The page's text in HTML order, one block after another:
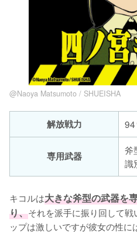
@Naoya Matsumoto / SHUEISHA
解放戦力 94
専用武器
斧
識
キコルは大きな斧型の武器を
り、それを派手に振り回して
ップは激しいですが彼女の性